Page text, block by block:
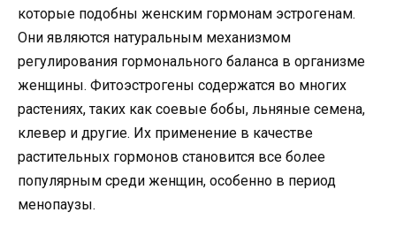
которые подобны женским гормонам эстрогенам.
Они являются натуральным механизмом
регулирования гормонального баланса в организме
женщины. Фитоэстрогены содержатся во многих
растениях, таких как соевые бобы, льняные семена,
клевер и другие. Их применение в качестве
растительных гормонов становится все более
популярным среди женщин, особенно в период
менопаузы.